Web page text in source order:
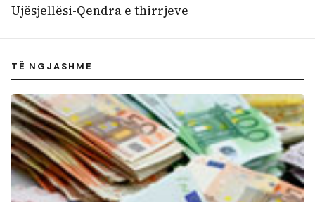
Ujësjellësi-Qendra e thirrjeve
TË NGJASHME